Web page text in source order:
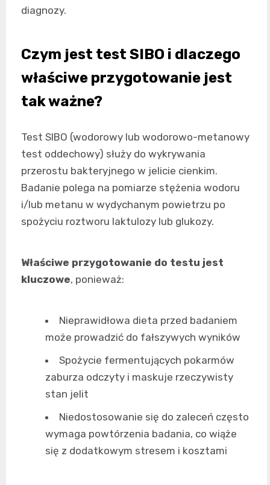
diagnozy.
Czym jest test SIBO i dlaczego
właściwe przygotowanie jest
tak ważne?
Test SIBO (wodorowy lub wodorowo-metanowy
test oddechowy) służy do wykrywania
przerostu bakteryjnego w jelicie cienkim.
Badanie polega na pomiarze stężenia wodoru
i/lub metanu w wydychanym powietrzu po
spożyciu roztworu laktulozy lub glukozy.
Właściwe przygotowanie do testu jest
kluczowe, ponieważ:
Nieprawidłowa dieta przed badaniem
może prowadzić do fałszywych wyników
Spożycie fermentujących pokarmów
zaburza odczyty i maskuje rzeczywisty
stan jelit
Niedostosowanie się do zaleceń często
wymaga powtórzenia badania, co wiąże
się z dodatkowym stresem i kosztami